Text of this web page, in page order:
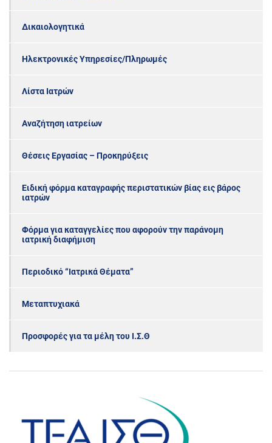
Δικαιολογητικά
Ηλεκτρονικές Υπηρεσίες/Πληρωμές
Λίστα Ιατρών
Αναζήτηση ιατρείων
Θέσεις Εργασίας – Προκηρύξεις
Ειδική φόρμα καταγραφής περιστατικών βίας εις βάρος
ιατρών
Φόρμα για καταγγελίες που αφορούν την παράνομη
ιατρική διαφήμιση
Περιοδικό “Ιατρικά Θέματα”
Μεταπτυχιακά
Προσφορές για τα μέλη του Ι.Σ.Θ